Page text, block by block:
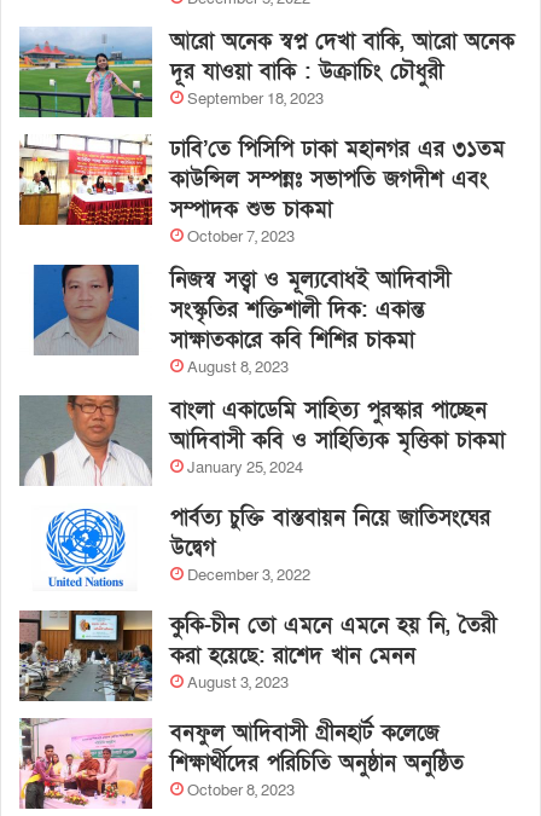
আরো অনেক স্বপ্ন দেখা বাকি, আরো অনেক
দূর যাওয়া বাকি : উক্রাচিং চৌধুরী
September 18, 2023
ঢাবি’তে পিসিপি ঢাকা মহানগর এর ৩১তম
কাউন্সিল সম্পন্নঃ সভাপতি জগদীশ এবং
সম্পাদক শুভ চাকমা
October 7, 2023
নিজস্ব সত্ত্বা ও মূল্যবোধই আদিবাসী
সংস্কৃতির শক্তিশালী দিক: একান্ত
সাক্ষাতকারে কবি শিশির চাকমা
August 8, 2023
বাংলা একাডেমি সাহিত্য পুরস্কার পাচ্ছেন
আদিবাসী কবি ও সাহিত্যিক মৃত্তিকা চাকমা
January 25, 2024
পার্বত্য চুক্তি বাস্তবায়ন নিয়ে জাতিসংঘের
উদ্বেগ
December 3, 2022
কুকি-চীন তো এমনে এমনে হয় নি, তৈরী
করা হয়েছে: রাশেদ খান মেনন
August 3, 2023
বনফুল আদিবাসী গ্রীনহার্ট কলেজে
শিক্ষার্থীদের পরিচিতি অনুষ্ঠান অনুষ্ঠিত
October 8, 2023